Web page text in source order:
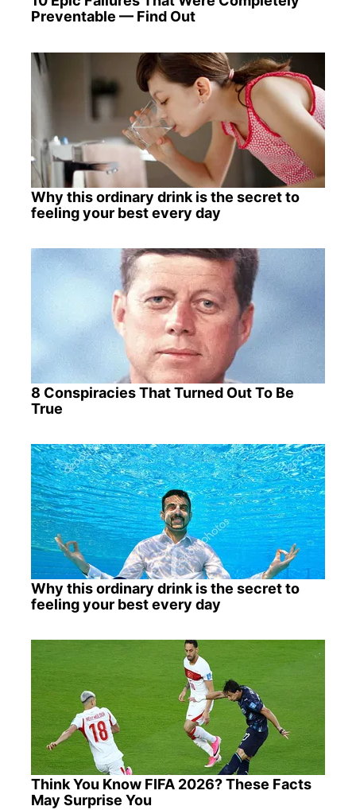
Preventable — Find Out
Why this ordinary drink is the secret to
feeling your best every day
8 Conspiracies That Turned Out To Be
True
Why this ordinary drink is the secret to
feeling your best every day
Think You Know FIFA 2026? These Facts
May Surprise You